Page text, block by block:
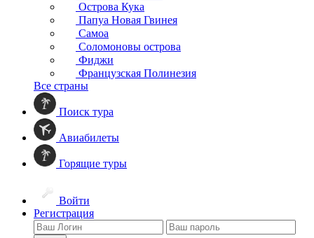
Острова Кука
Папуа Новая Гвинея
Самоа
Соломоновы острова
Фиджи
Французская Полинезия
Все страны
Поиск тура
Авиабилеты
Горящие туры
Войти
Регистрация